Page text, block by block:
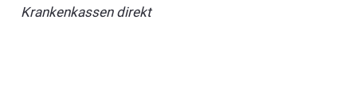
Krankenkassen direkt